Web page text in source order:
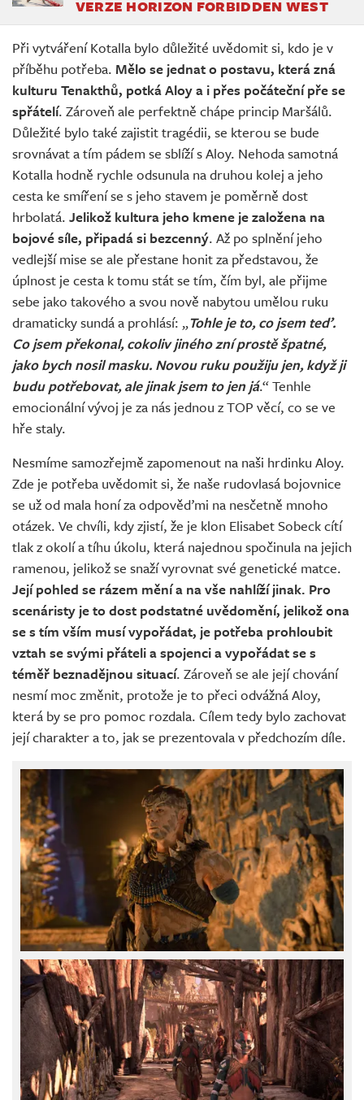
VERZE HORIZON FORBIDDEN WEST
Při vytváření Kotalla bylo důležité uvědomit si, kdo je v
příběhu potřeba. Mělo se jednat o postavu, která zná
kulturu Tenakthů, potká Aloy a i přes počáteční pře se
spřátelí. Zároveň ale perfektně chápe princip Maršálů.
Důležité bylo také zajistit tragédii, se kterou se bude
srovnávat a tím pádem se sblíží s Aloy. Nehoda samotná
Kotalla hodně rychle odsunula na druhou kolej a jeho
cesta ke smíření se s jeho stavem je poměrně dost
hrbolatá. Jelikož kultura jeho kmene je založena na
bojové síle, připadá si bezcenný. Až po splnění jeho
vedlejší mise se ale přestane honit za představou, že
úplnost je cesta k tomu stát se tím, čím byl, ale přijme
sebe jako takového a svou nově nabytou umělou ruku
dramaticky sundá a prohlásí: „Tohle je to, co jsem teď.
Co jsem překonal, cokoliv jiného zní prostě špatné,
jako bych nosil masku. Novou ruku použiju jen, když ji
budu potřebovat, ale jinak jsem to jen já.“ Tenhle
emocionální vývoj je za nás jednou z TOP věcí, co se ve
hře staly.
Nesmíme samozřejmě zapomenout na naši hrdinku Aloy.
Zde je potřeba uvědomit si, že naše rudovlasá bojovnice
se už od mala honí za odpověďmi na nesčetně mnoho
otázek. Ve chvíli, kdy zjistí, že je klon Elisabet Sobeck cítí
tlak z okolí a tíhu úkolu, která najednou spočinula na jejich
ramenou, jelikož se snaží vyrovnat své genetické matce.
Její pohled se rázem mění a na vše nahlíží jinak. Pro
scenáristy je to dost podstatné uvědomění, jelikož ona
se s tím vším musí vypořádat, je potřeba prohloubit
vztah se svými přáteli a spojenci a vypořádat se s
téměř beznadějnou situací. Zároveň se ale její chování
nesmí moc změnit, protože je to přeci odvážná Aloy,
která by se pro pomoc rozdala. Cílem tedy bylo zachovat
její charakter a to, jak se prezentovala v předchozím díle.